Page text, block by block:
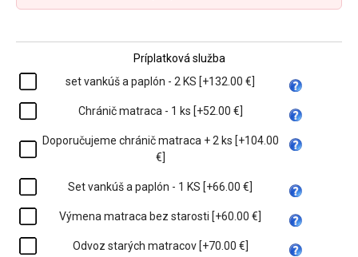
Príplatková služba
set vankúš a paplón - 2 KS [+132.00 €]
Chránič matraca - 1 ks [+52.00 €]
Doporučujeme chránič matraca + 2 ks [+104.00
€]
Set vankúš a paplón - 1 KS [+66.00 €]
Výmena matraca bez starosti [+60.00 €]
Odvoz starých matracov [+70.00 €]